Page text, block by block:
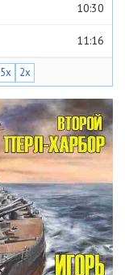
10:30
11:16
12:26
07:07
11:54
15:24
12:37
2x